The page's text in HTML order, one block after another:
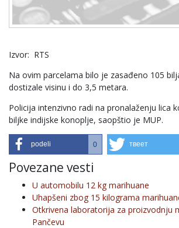
Izvor: RTS
Na ovim parcelama bilo je zasađeno 105
dostizale visinu i do 3,5 metara.
Policija intenzivno radi na pronalaženju lica
biljke indijske konoplje, saopštio je MUP.
podeli 0 твеет
Povezane vesti
U automobilu 12 kg marihuane
Uhapšeni zbog 15 kilograma
Otkrivena laboratorija za proizvodnju
Pančevu